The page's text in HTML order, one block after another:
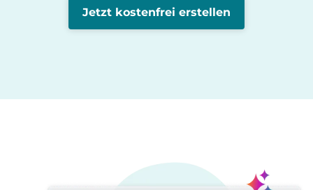
Jetzt kostenfrei erstellen